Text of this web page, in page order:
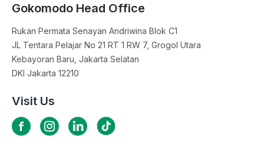
Gokomodo Head Office
Rukan Permata Senayan Andriwina Blok C1
JL Tentara Pelajar No 21 RT 1 RW 7, Grogol Utara
Kebayoran Baru, Jakarta Selatan
DKI Jakarta 12210
Visit Us